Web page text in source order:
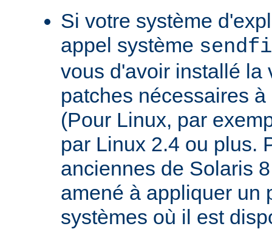
Si votre système
appel système
vous d'avoir installé la
patches nécessaires
(Pour Linux, par
par Linux 2.4 ou plus.
anciennes de Solaris
amené à appliquer un
systèmes où il est